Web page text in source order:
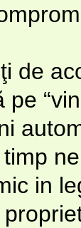
de
in